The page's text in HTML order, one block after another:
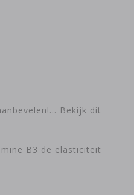
Bekijk dit
B3 de elasticiteit